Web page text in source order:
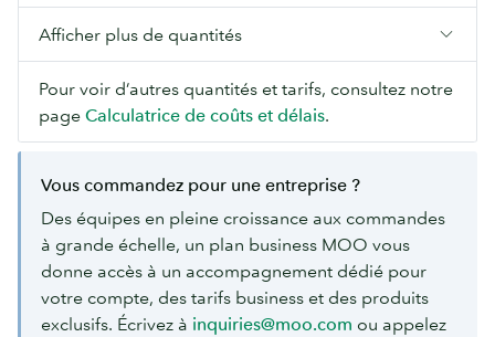
Afficher plus de quantités
Pour voir d’autres quantités et tarifs, consultez notre
page Calculatrice de coûts et délais.
Vous commandez pour une entreprise ?
Des équipes en pleine croissance aux commandes
à grande échelle, un plan business MOO vous
donne accès à un accompagnement dédié pour
votre compte, des tarifs business et des produits
exclusifs. Écrivez à inquiries@moo.com ou appelez